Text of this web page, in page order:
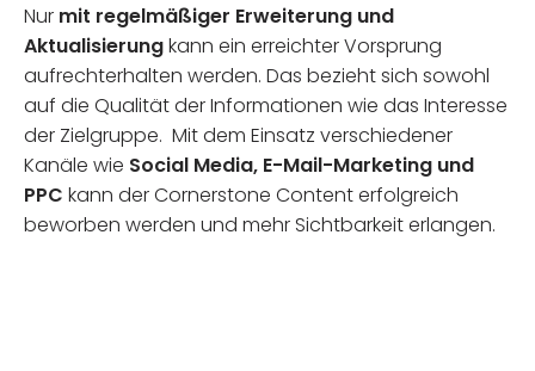
Nur mit regelmäßiger Erweiterung und
Aktualisierungkann ein erreichter Vorsprung
aufrechterhalten werden. Das bezieht sich sowohl
auf die Qualität der Informationen wie das Interesse
der Zielgruppe. Mit dem Einsatz verschiedener
Kanäle wie Social Media, E-Mail-Marketing und
PPC kann der Cornerstone Content erfolgreich
beworben werden und mehr Sichtbarkeit erlangen.